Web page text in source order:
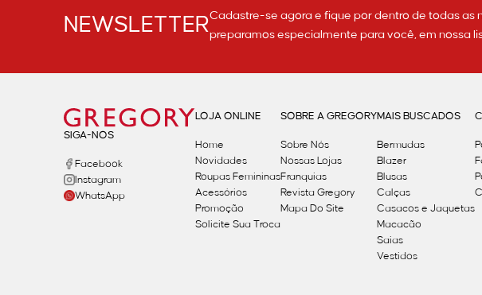
NEWSLETTERCadastre-se agora e fique por dentro de todas as
preparamos especialmente para você, em nossa
SIGA-NOS
Facebook
Instagram
WhatsApp
LOJA ONLINE
Home
Novidades
Roupas Femininas
Acessórios
Promoção
Solicite Sua Troca
SOBRE A GREGORY
Sobre Nós
Nossas Lojas
Franquias
Revista Gregory
Mapa Do Site
MAIS BUSCADOS
Bermudas
Blazer
Blusas
Calças
Casacos e Jaquetas
Macacão
Saias
Vestidos